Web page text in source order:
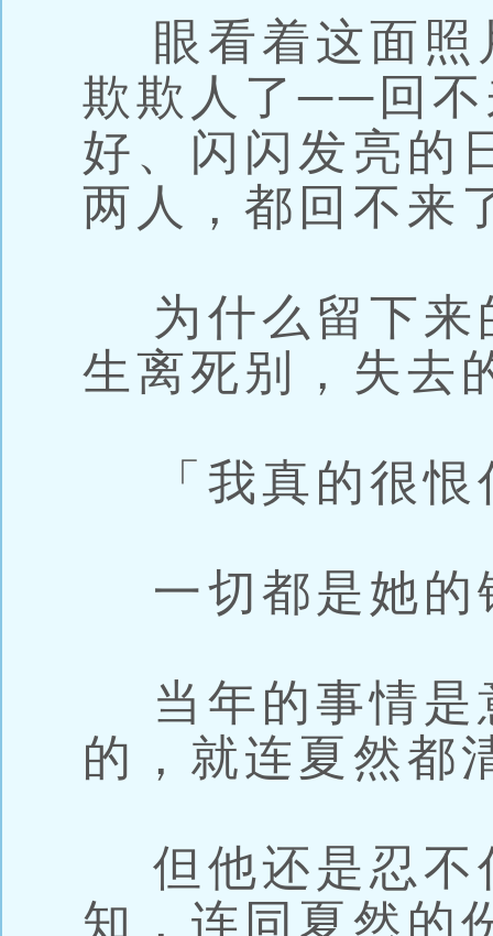
眼看着这面照
欺欺人了──回
好、闪闪发亮的
两人，都回不来
为什么留下来
生离死别，失去
「我真的很
一切都是她的
当年的事情是
的，就连夏然都
但他还是忍不
知，连同夏然的